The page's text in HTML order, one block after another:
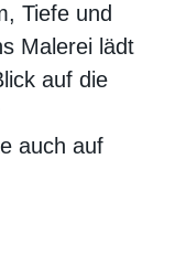
Tiefe und
Malerei lädt
auf die
auch auf